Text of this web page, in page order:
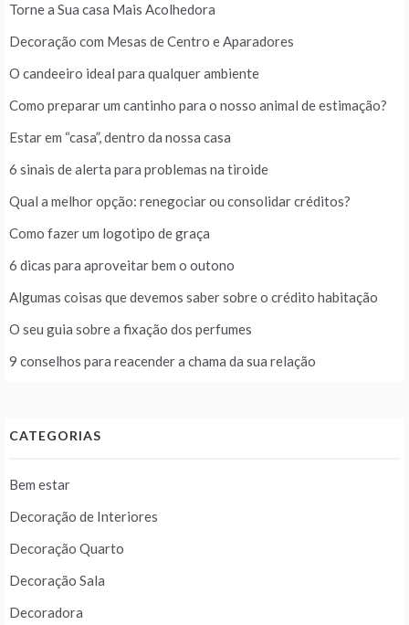
Torne a Sua casa Mais Acolhedora
Decoração com Mesas de Centro e Aparadores
O candeeiro ideal para qualquer ambiente
Como preparar um cantinho para o nosso animal de estimação?
Estar em “casa”, dentro da nossa casa
6 sinais de alerta para problemas na tiroide
Qual a melhor opção: renegociar ou consolidar créditos?
Como fazer um logotipo de graça
6 dicas para aproveitar bem o outono
Algumas coisas que devemos saber sobre o crédito habitação
O seu guia sobre a fixação dos perfumes
9 conselhos para reacender a chama da sua relação
CATEGORIAS
Bem estar
Decoração de Interiores
Decoração Quarto
Decoração Sala
Decoradora